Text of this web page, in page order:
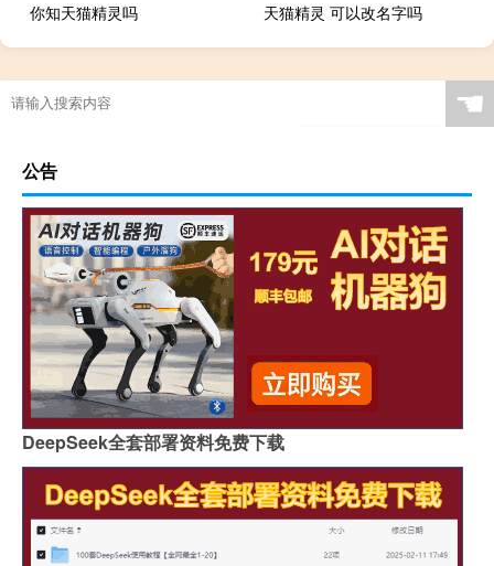
你知天猫精灵吗
天猫精灵 可以改名字吗
☚
公告
DeepSeek全套部署资料免费下载